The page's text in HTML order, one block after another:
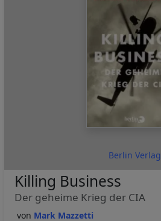
Berlin Verlag
Mark Mazzetti
Killing Business
Der geheime Krieg der CIA